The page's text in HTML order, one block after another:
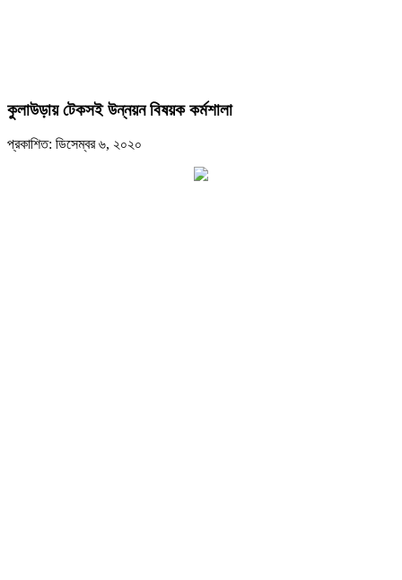
কুলাউড়ায় টেকসই উন্নয়ন বিষয়ক কর্মশালা
প্রকাশিত: ডিসেম্বর ৬, ২০২০